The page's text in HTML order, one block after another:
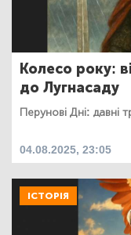
Колесо року:
до Лугнасаду
Перунові Дні: давні
04.08.2025, 23:05
ІСТОРІЯ